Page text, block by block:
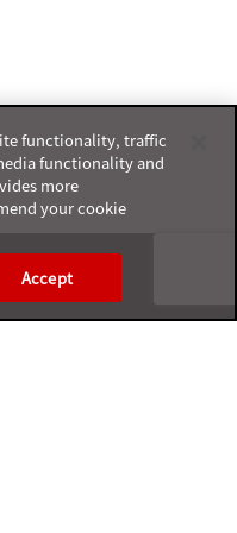
functionality, traffic
functionality and
more
your cookie
Accept